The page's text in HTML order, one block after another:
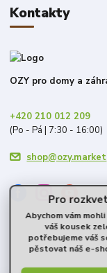
Kontakty
OZY pro domy a
+420 210 012 209
(Po - Pá | 7:30 - 16:00)
shop@ozy.market
Pro
Abychom vám
váš kousek
potřebujeme váš
pěstovat náš e-